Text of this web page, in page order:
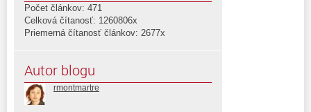
Počet článkov: 471
Celková čítanosť: 1260806x
Priemerná čítanosť článkov: 2677x
Autor blogu
rmontmartre